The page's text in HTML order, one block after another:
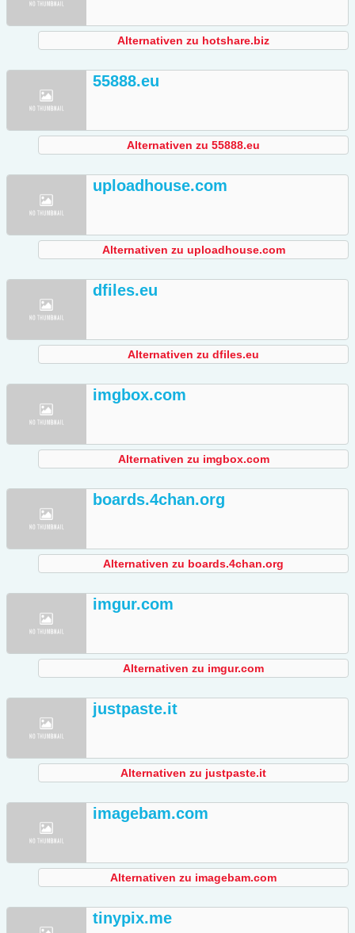
Alternativen zu hotshare.biz
55888.eu
Alternativen zu 55888.eu
uploadhouse.com
Alternativen zu uploadhouse.com
dfiles.eu
Alternativen zu dfiles.eu
imgbox.com
Alternativen zu imgbox.com
boards.4chan.org
Alternativen zu boards.4chan.org
imgur.com
Alternativen zu imgur.com
justpaste.it
Alternativen zu justpaste.it
imagebam.com
Alternativen zu imagebam.com
tinypix.me